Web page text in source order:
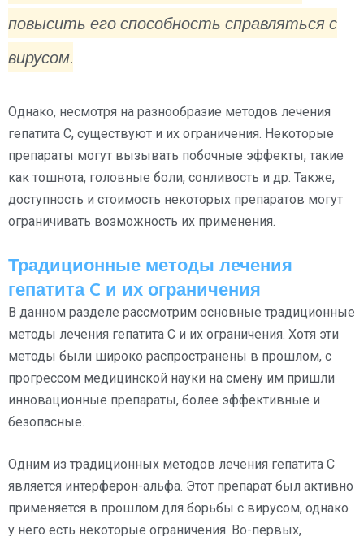
повысить его способность справляться с
вирусом.
Однако, несмотря на разнообразие методов лечения
гепатита C, существуют и их ограничения. Некоторые
препараты могут вызывать побочные эффекты, такие
как тошнота, головные боли, сонливость и др. Также,
доступность и стоимость некоторых препаратов могут
ограничивать возможность их применения.
Традиционные методы лечения
гепатита C и их ограничения
В данном разделе рассмотрим основные традиционные
методы лечения гепатита C и их ограничения. Хотя эти
методы были широко распространены в прошлом, с
прогрессом медицинской науки на смену им пришли
инновационные препараты, более эффективные и
безопасные.
Одним из традиционных методов лечения гепатита C
является интерферон-альфа. Этот препарат был активно
применяется в прошлом для борьбы с вирусом, однако
у него есть некоторые ограничения. Во-первых,